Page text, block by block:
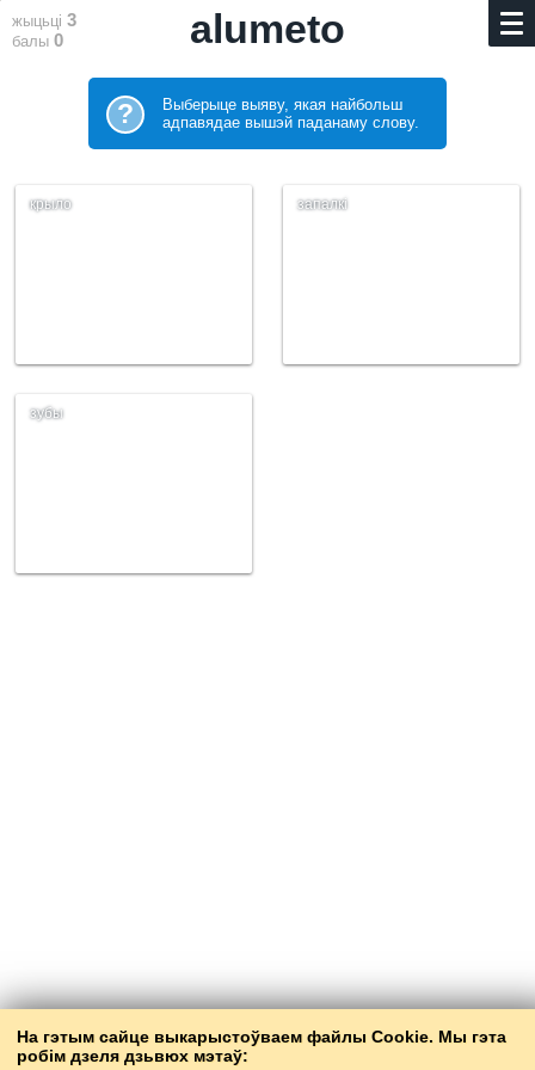
На гэтым сайце выкарыстоўваем файлы Cookie. Мы гэта
робім дзеля дзьвюх мэтаў:
жыцьці 3
балы 0 alumeto
?
Выберыце выяву, якая найбольш
адпавядае вышэй паданаму слову.
крыло запалкі
зубы